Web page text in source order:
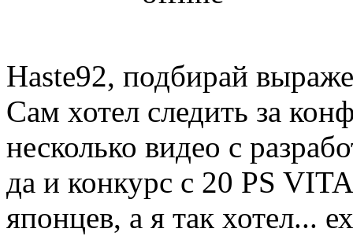
Haste92, подбирай
Сам хотел следить за
несколько видео с
да и конкурс с 20 PS
японцев, а я так хотел... ех